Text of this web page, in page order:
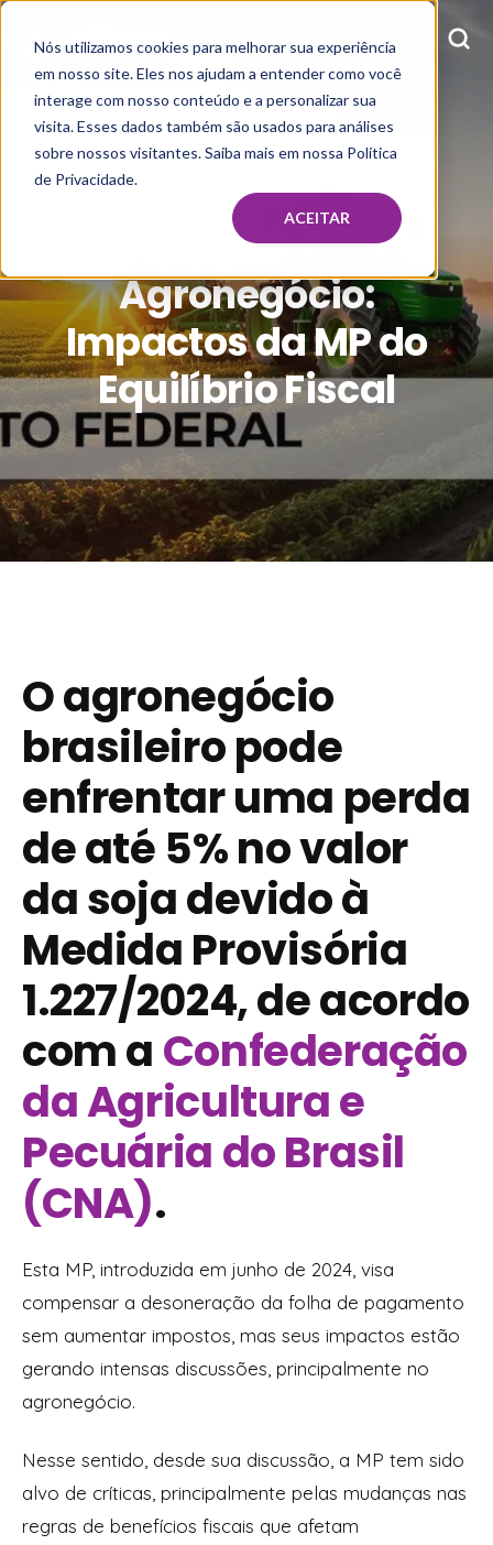
Nós utilizamos cookies para melhorar sua experiência
em nosso site. Eles nos ajudam a entender como você
interage com nosso conteúdo e a personalizar sua
visita. Esses dados também são usados para análises
sobre nossos visitantes. Saiba mais em nossa Política
de Privacidade.
ACEITAR
JUL 24, 2024, 5:26:32 PM
Agronegócio:
Impactos da MP do
Equilíbrio Fiscal
O agronegócio
brasileiro pode
enfrentar uma perda
de até 5% no valor
da soja devido à
Medida Provisória
1.227/2024, de acordo
com a Confederação
da Agricultura e
Pecuária do Brasil
(CNA).
Esta MP, introduzida em junho de 2024, visa
compensar a desoneração da folha de pagamento
sem aumentar impostos, mas seus impactos estão
gerando intensas discussões, principalmente no
agronegócio.
Nesse sentido, desde sua discussão, a MP tem sido
alvo de críticas, principalmente pelas mudanças nas
regras de benefícios fiscais que afetam